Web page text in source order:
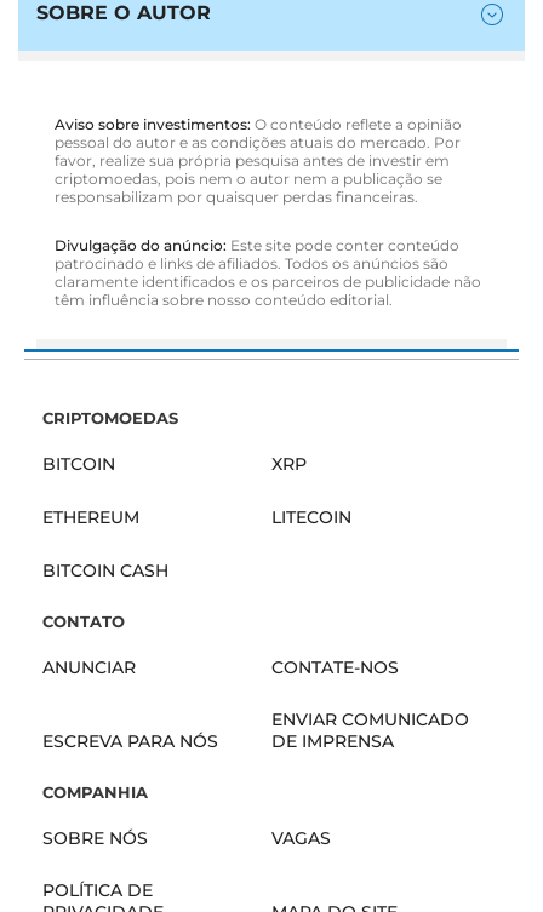
SOBRE O AUTOR
Aviso sobre investimentos: O conteúdo reflete a opinião
pessoal do autor e as condições atuais do mercado. Por
favor, realize sua própria pesquisa antes de investir em
criptomoedas, pois nem o autor nem a publicação se
responsabilizam por quaisquer perdas financeiras.
Divulgação do anúncio: Este site pode conter conteúdo
patrocinado e links de afiliados. Todos os anúncios são
claramente identificados e os parceiros de publicidade não
têm influência sobre nosso conteúdo editorial.
CRIPTOMOEDAS
BITCOIN XRP
ETHEREUM LITECOIN
BITCOIN CASH
CONTATO
ANUNCIAR CONTATE-NOS
ESCREVA PARA NÓS
ENVIAR COMUNICADO
DE IMPRENSA
COMPANHIA
SOBRE NÓS VAGAS
POLÍTICA DE